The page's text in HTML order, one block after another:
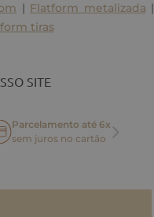
| Flatform metalizada |
tiras
SITE
Parcelamento até 6x
sem juros no cartão